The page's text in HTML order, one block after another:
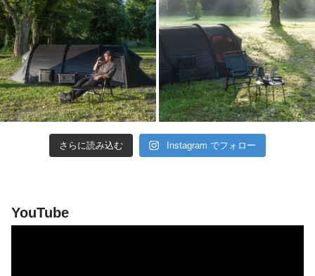
さらに読み込む Instagram でフォロー
YouTube